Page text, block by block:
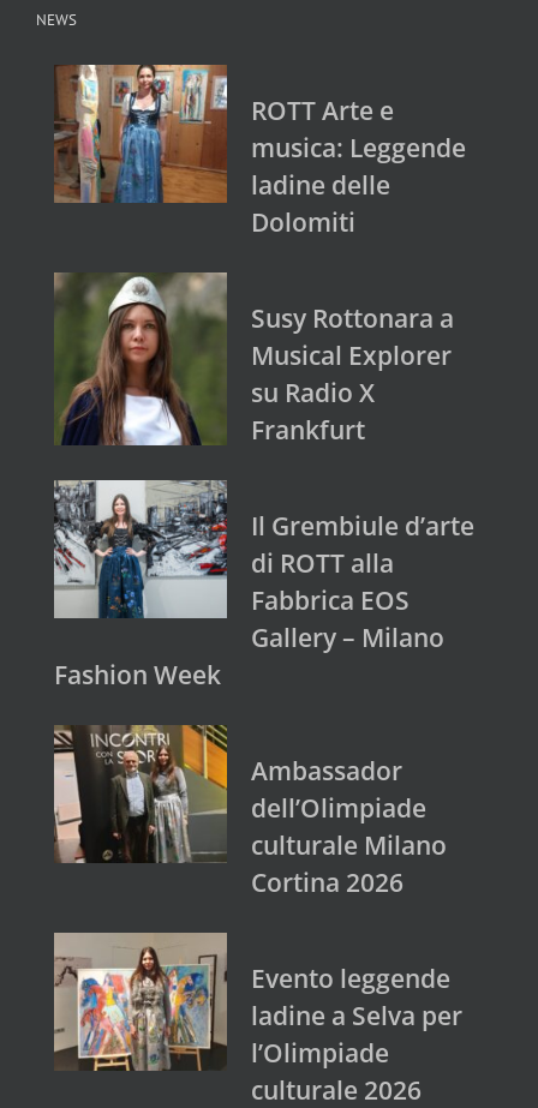
NEWS
ROTT Arte e
musica: Leggende
ladine delle
Dolomiti
Susy Rottonara a
Musical Explorer
su Radio X
Frankfurt
Il Grembiule d’arte
di ROTT alla
Fabbrica EOS
Gallery – Milano
Fashion Week
Ambassador
dell’Olimpiade
culturale Milano
Cortina 2026
Evento leggende
ladine a Selva per
l’Olimpiade
culturale 2026